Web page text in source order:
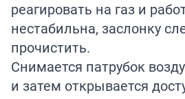
реагировать на газ и
нестабильна, заслонку
прочистить.
Снимается патрубок
и затем открывается